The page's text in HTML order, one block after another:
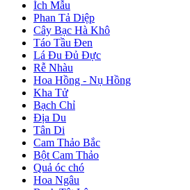
Ích Mẫu
Phan Tả Diệp
Cây Bạc Hà Khô
Táo Tầu Đen
Lá Đu Đủ Đực
Rễ Nhàu
Hoa Hồng - Nụ Hồng
Kha Tử
Bạch Chỉ
Địa Du
Tân Di
Cam Thảo Bắc
Bột Cam Thảo
Quả óc chó
Hoa Ngâu